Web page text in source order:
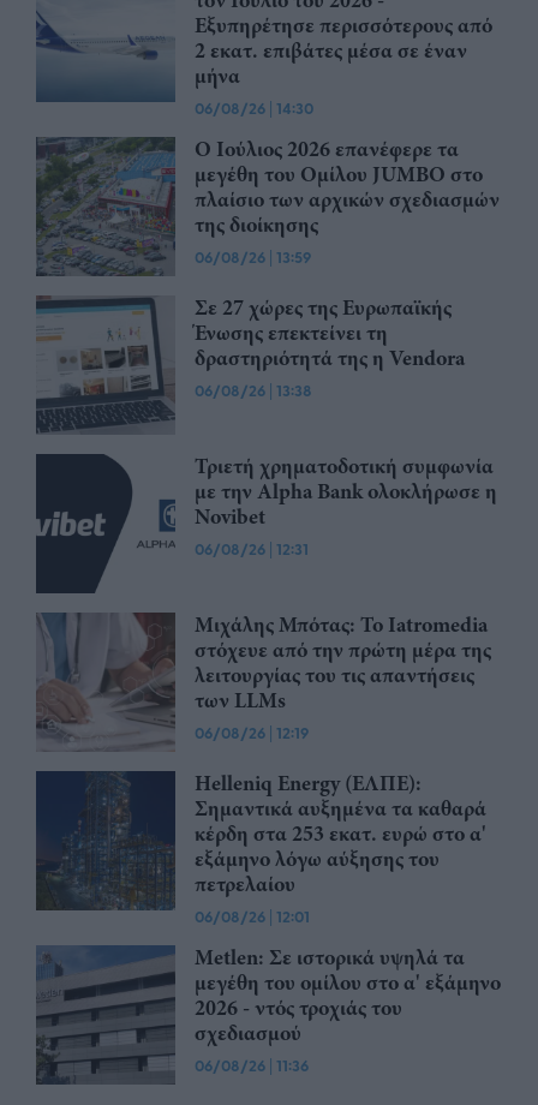
Εξυπηρέτησε περισσότερους από
2 εκατ. επιβάτες μέσα σε έναν
μήνα
06/08/26 | 14:30
O Ιούλιος 2026 επανέφερε τα
μεγέθη του Ομίλου JUMBO στο
πλαίσιο των αρχικών σχεδιασμών
της διοίκησης
06/08/26 | 13:59
Σε 27 χώρες της Ευρωπαϊκής
Ένωσης επεκτείνει τη
δραστηριότητά της η Vendora
06/08/26 | 13:38
Τριετή χρηματοδοτική συμφωνία
με την Alpha Bank ολοκλήρωσε η
Novibet
06/08/26 | 12:31
Μιχάλης Μπότας: Το Iatromedia
στόχευε από την πρώτη μέρα της
λειτουργίας του τις απαντήσεις
των LLMs
06/08/26 | 12:19
Helleniq Energy (ΕΛΠΕ):
Σημαντικά αυξημένα τα καθαρά
κέρδη στα 253 εκατ. ευρώ στο α'
εξάμηνο λόγω αύξησης του
πετρελαίου
06/08/26 | 12:01
Μetlen: Σε ιστορικά υψηλά τα
μεγέθη του ομίλου στο α' εξάμηνο
2026 - ντός τροχιάς του
σχεδιασμού
06/08/26 | 11:36